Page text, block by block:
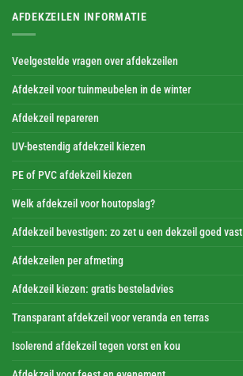
AFDEKZEILEN INFORMATIE
Veelgestelde vragen over afdekzeilen
Afdekzeil voor tuinmeubelen in de winter
Afdekzeil repareren
UV-bestendig afdekzeil kiezen
PE of PVC afdekzeil kiezen
Welk afdekzeil voor houtopslag?
Afdekzeil bevestigen: zo zet u een dekzeil goed vast
Afdekzeilen per afmeting
Afdekzeil kiezen: gratis besteladvies
Transparant afdekzeil voor veranda en terras
Isolerend afdekzeil tegen vorst en kou